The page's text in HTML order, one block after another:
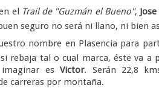
el Trail de "Guzmán el Bueno",
seguro no será ni llano, ni bien
nombre en Plasencia para
rebaja tal o cual marca, éste va
imaginar esVictor. Serán 22,8
carreras por montaña.